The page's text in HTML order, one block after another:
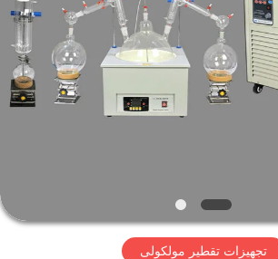
تجهیزات تقطیر مولکولی